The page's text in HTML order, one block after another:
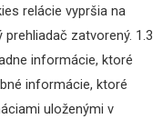
relácie vypršia na
zatvorený. 1.3
informácie, ktoré
informácie, ktoré
uloženými v